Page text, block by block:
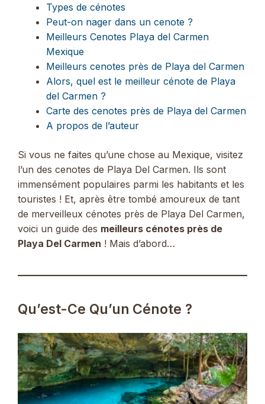
Types de cénotes
Peut-on nager dans un cenote ?
Meilleurs Cenotes Playa del Carmen
Mexique
Meilleurs cenotes près de Playa del Carmen
Alors, quel est le meilleur cénote de Playa
del Carmen ?
Carte des cenotes près de Playa del Carmen
A propos de l’auteur
Si vous ne faites qu’une chose au Mexique, visitez
l’un des cenotes de Playa Del Carmen. Ils sont
immensément populaires parmi les habitants et les
touristes ! Et, après être tombé amoureux de tant
de merveilleux cénotes près de Playa Del Carmen,
voici un guide des meilleurs cénotes près de
Playa Del Carmen ! Mais d’abord…
Qu’est-Ce Qu’un Cénote ?